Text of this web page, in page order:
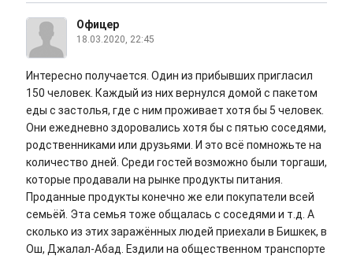
Офицер
18.03.2020, 22:45
Интересно получается. Один из прибывших пригласил
150 человек. Каждый из них вернулся домой с пакетом
еды с застолья, где с ним проживает хотя бы 5 человек.
Они ежедневно здоровались хотя бы с пятью соседями,
родственниками или друзьями. И это всё помножьте на
количество дней. Среди гостей возможно были торгаши,
которые продавали на рынке продукты питания.
Проданные продукты конечно же ели покупатели всей
семьёй. Эта семья тоже общалась с соседями и т.д. А
сколько из этих заражённых людей приехали в Бишкек, в
Ош, Джалал-Абад. Ездили на общественном транспорте